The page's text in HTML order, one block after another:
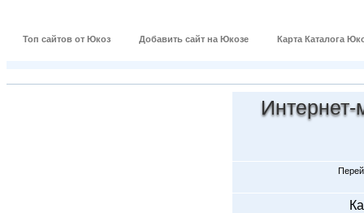
Топ сайтов от Юкоз Добавить сайт на Юкозе Карта Каталога
Интернет-